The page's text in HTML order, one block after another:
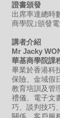
證書頒發
出席率達總時
商學院｣頒發電
講者介紹
Mr Jacky
華基商學院課
畢業於香港科
保險、金域假
教育培訓及管
禮儀、電子文
巧、談判技巧
關係、客戶服